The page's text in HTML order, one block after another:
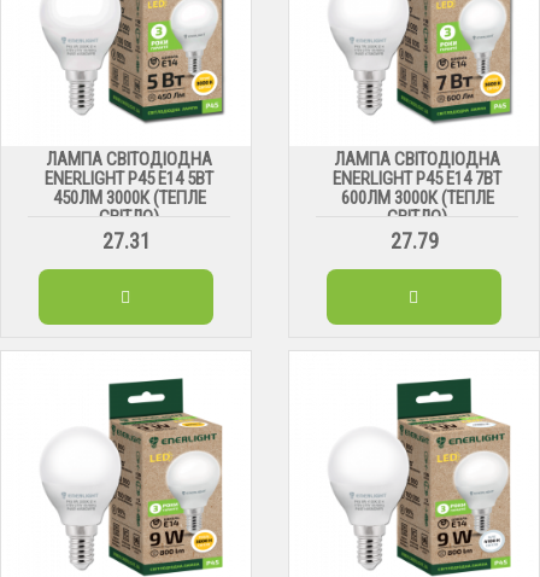
ЛАМПА СВІТОДІОДНА
ENERLIGHT Р45 Е14 5ВТ
450ЛМ 3000К (ТЕПЛЕ
СВІТЛО)
27.31
ЛАМПА СВІТОДІОДНА
ENERLIGHT Р45 Е14 7ВТ
600ЛМ 3000К (ТЕПЛЕ
СВІТЛО)
27.79